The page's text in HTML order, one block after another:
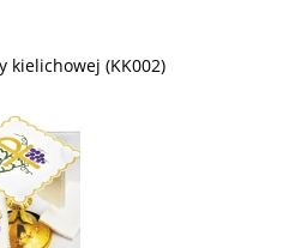
kielichowej (KK002)